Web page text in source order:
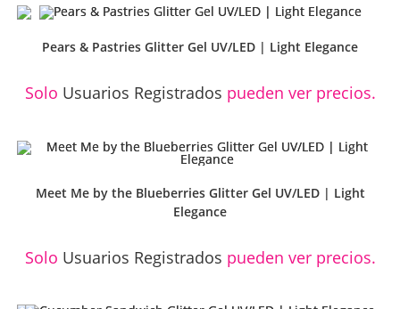
Pears & Pastries Glitter Gel UV/LED | Light Elegance
Solo Usuarios Registrados pueden ver precios.
Meet Me by the Blueberries Glitter Gel UV/LED | Light
Elegance
Solo Usuarios Registrados pueden ver precios.